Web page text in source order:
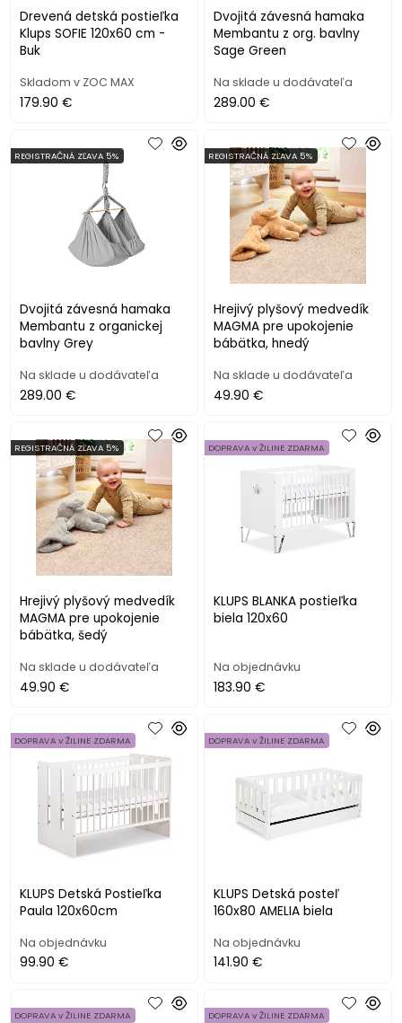
Drevená detská postieľka
Klups SOFIE 120x60 cm -
Buk
Skladom v ZOC MAX
179.90 €
Dvojitá závesná hamaka
Membantu z org. bavlny
Sage Green
Na sklade u dodávateľa
289.00 €
Dvojitá závesná hamaka
Membantu z organickej
bavlny Grey
REGISTRAČNÁ ZĽAVA 5%
Na sklade u dodávateľa
289.00 €
Hrejivý plyšový medvedík
MAGMA pre upokojenie
bábätka, hnedý
REGISTRAČNÁ ZĽAVA 5%
Na sklade u dodávateľa
49.90 €
Hrejivý plyšový medvedík
MAGMA pre upokojenie
bábätka, šedý
REGISTRAČNÁ ZĽAVA 5%
Na sklade u dodávateľa
49.90 €
KLUPS BLANKA postieľka
biela 120x60
DOPRAVA v ŽILINE ZDARMA
Na objednávku
183.90 €
KLUPS Detská Postieľka
Paula 120x60cm
DOPRAVA v ŽILINE ZDARMA
Na objednávku
99.90 €
KLUPS Detská posteľ
160x80 AMELIA biela
DOPRAVA v ŽILINE ZDARMA
Na objednávku
141.90 €
DOPRAVA v ŽILINE ZDARMA DOPRAVA v ŽILINE ZDARMA